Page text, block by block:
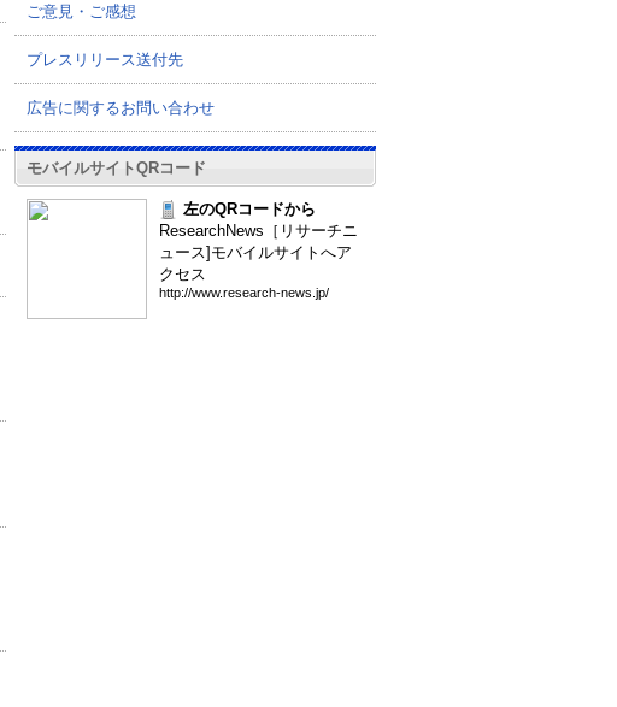
ご意見・ご感想
プレスリリース送付先
広告に関するお問い合わせ
モバイルサイトQRコード
左のQRコードから
ResearchNews［リサーチニ
ュース]モバイルサイトへア
クセス
http://www.research-news .jp/